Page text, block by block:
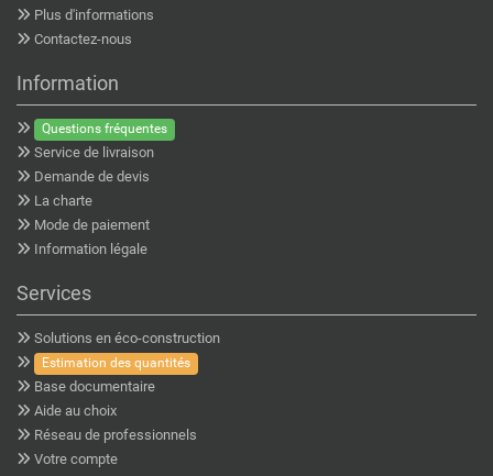
Plus d'informations
Contactez-nous
Information
Questions fréquentes
Service de livraison
Demande de devis
La charte
Mode de paiement
Information légale
Services
Solutions en éco-construction
Estimation des quantités
Base documentaire
Aide au choix
Réseau de professionnels
Votre compte